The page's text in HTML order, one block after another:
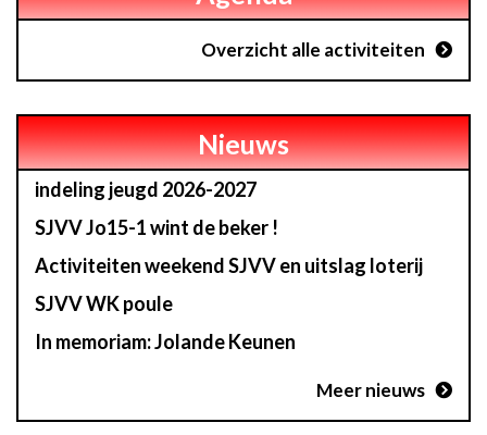
Overzicht alle activiteiten
Nieuws
indeling jeugd 2026-2027
SJVV Jo15-1 wint de beker !
Activiteiten weekend SJVV en uitslag loterij
SJVV WK poule
In memoriam: Jolande Keunen
Meer nieuws